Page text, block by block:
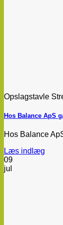
Opslagstavle
Hos Balance ApS
Hos Balance
Læs indlæg
09
jul